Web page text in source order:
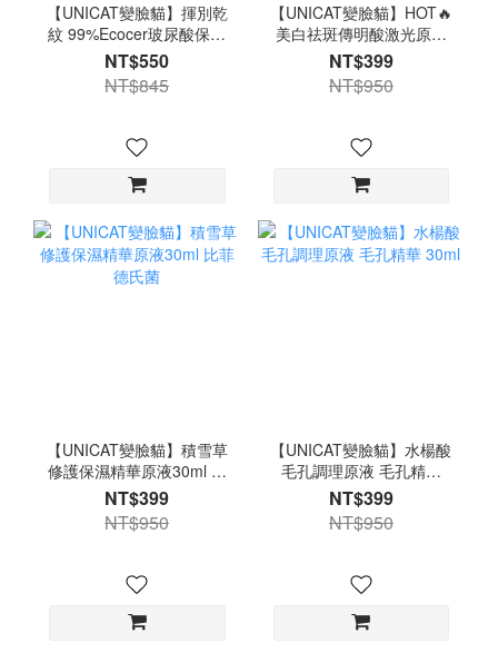
【UNICAT變臉貓】揮別乾
紋 99%Ecocer玻尿酸保濕
原液 30ml*5
NT$550
NT$845
【UNICAT變臉貓】HOT🔥
美白祛斑傳明酸激光原液
30ml 美白精華 亮白精華
菸鹼醯胺精華
NT$399
NT$950
【UNICAT變臉貓】積雪草
修護保濕精華原液30ml 比
菲德氏菌
NT$399
NT$950
【UNICAT變臉貓】水楊酸
毛孔調理原液 毛孔精華
30ml
NT$399
NT$950